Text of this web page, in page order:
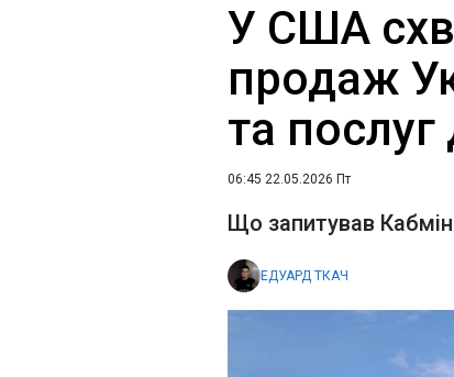
У США
продаж
та
06:45 22.05.2026 Пт
Що запитував
ЕДУАРД ТКАЧ